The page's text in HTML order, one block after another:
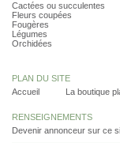
Cactées ou succulentes
Fleurs coupées
Fougères
Légumes
Orchidées
PLAN DU SITE
Accueil
La boutique
RENSEIGNEMENTS
Devenir annonceur sur ce